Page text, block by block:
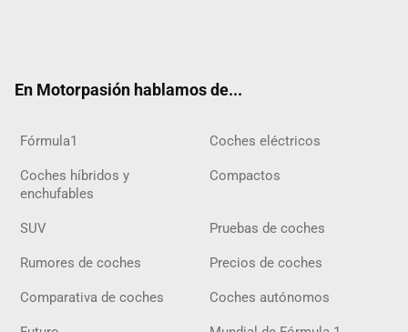
En Motorpasión hablamos de...
Fórmula1 Coches eléctricos
Coches híbridos y
enchufables
Compactos
SUV Pruebas de coches
Rumores de coches Precios de coches
Comparativa de coches Coches autónomos